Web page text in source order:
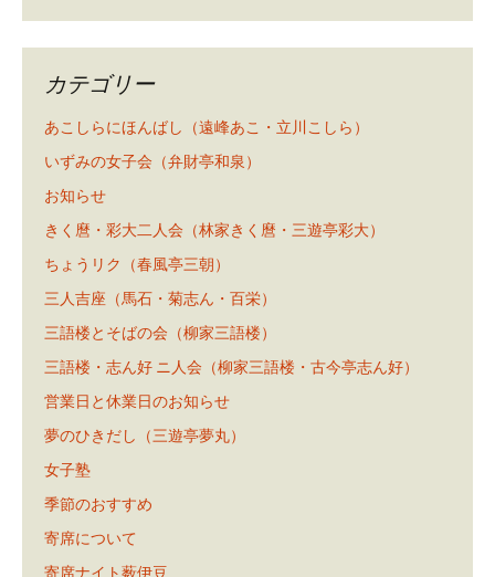
カテゴリー
あこしらにほんばし（遠峰あこ・立川こしら）
いずみの女子会（弁財亭和泉）
お知らせ
きく麿・彩大二人会（林家きく麿・三遊亭彩大）
ちょうリク（春風亭三朝）
三人吉座（馬石・菊志ん・百栄）
三語楼とそばの会（柳家三語楼）
三語楼・志ん好 ニ人会（柳家三語楼・古今亭志ん好）
営業日と休業日のお知らせ
夢のひきだし（三遊亭夢丸）
女子塾
季節のおすすめ
寄席について
寄席ナイト薮伊豆